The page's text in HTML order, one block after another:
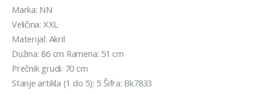
je
bila:
990 rsd.
Marka: NN
Veličina: XXL
Materijal: Akril
Dužina: 86 cm Ramena: 51 cm
Prečnik grudi: 70 cm
Stanje artikla (1 do 5): 5 Šifra: Bk7833